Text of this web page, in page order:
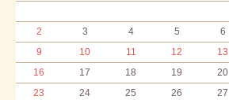
2
3 4 5 6
9
10 11 12 13
16
17 18 19 20
23
24 25 26 27